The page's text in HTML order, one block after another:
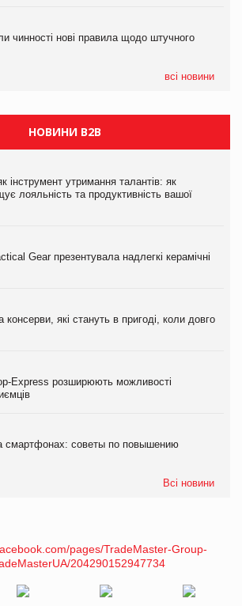
чинності нові правила щодо штучного
всі новини
заморожені хлібобулочні вироби на
вимагає від Google компенсацію за
показів
НОВИНИ B2B
інструмент утримання талантів: як
лояльність та продуктивність вашої
Gear презентувала надлегкі керамічні
консерви, які стануть в пригоді, коли довго
Express розширюють можливості
смартфонах: советы по повышению
Всі новини